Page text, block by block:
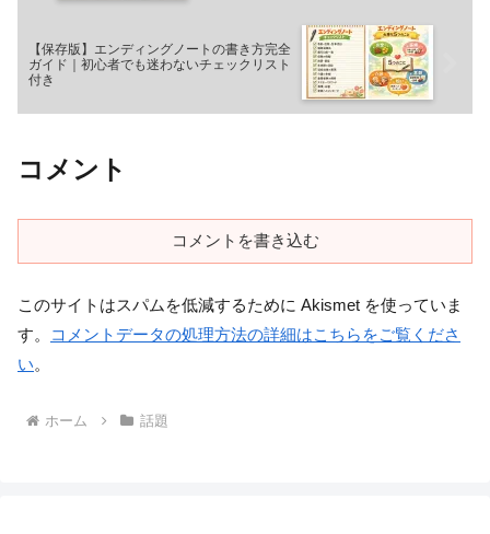
【保存版】エンディングノートの書き方完全
ガイド｜初心者でも迷わないチェックリスト
付き
コメント
コメントを書き込む
このサイトはスパムを低減するために Akismet を使っていま
す。
コメントデータの処理方法の詳細はこちらをご覧くださ
い。
ホーム 話題